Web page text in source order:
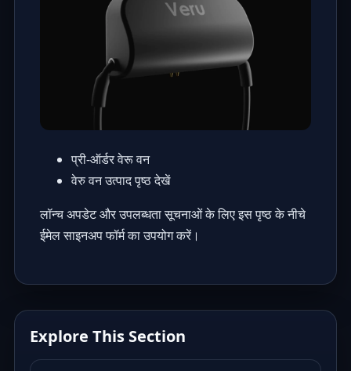
प्री-ऑर्डर वेरू वन
वेरु वन उत्पाद पृष्ठ देखें
लॉन्च अपडेट और उपलब्धता सूचनाओं के लिए इस पृष्ठ के नीचे
ईमेल साइनअप फॉर्म का उपयोग करें।
Explore This Section